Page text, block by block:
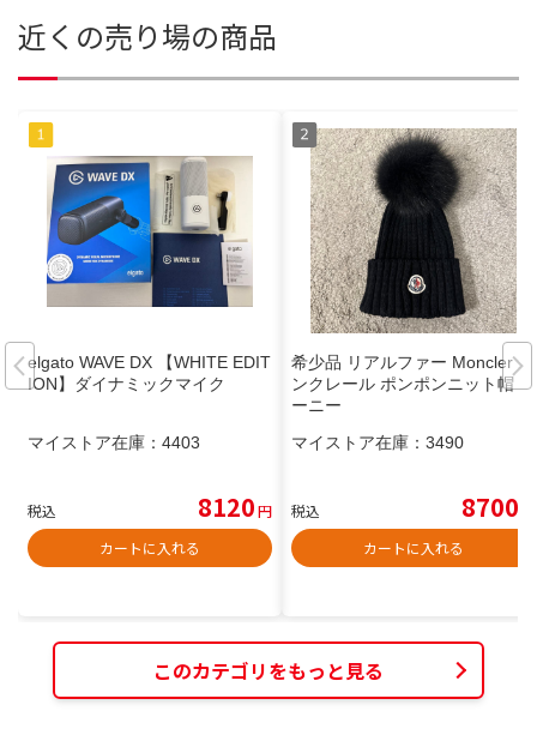
近くの売り場の商品
elgato WAVE DX 【WHITE EDIT
ION】ダイナミックマイク
マイストア在庫： 4403
税込 8120円
カートに入れる
希少品 リアルファー Moncler モ
ンクレール ポンポンニット帽 ビ
ーニー
マイストア在庫： 3490
税込 8700
カートに入れる
このカテゴリをもっと見る